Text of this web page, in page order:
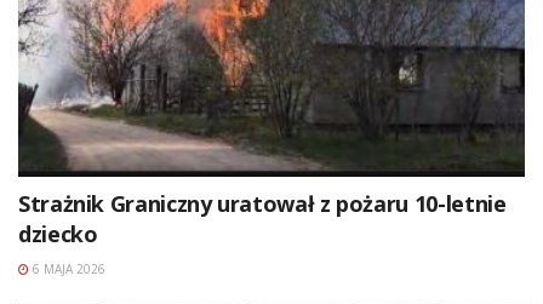
Strażnik Graniczny uratował z pożaru 10-letnie
dziecko
6 MAJA 2026